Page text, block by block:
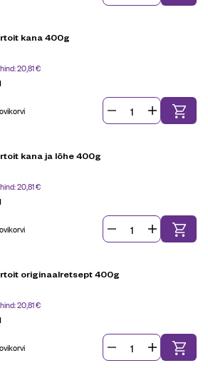
kana 400g
20,81€
kana ja lõhe 400g
20,81€
originaalretsept 400g
20,81€